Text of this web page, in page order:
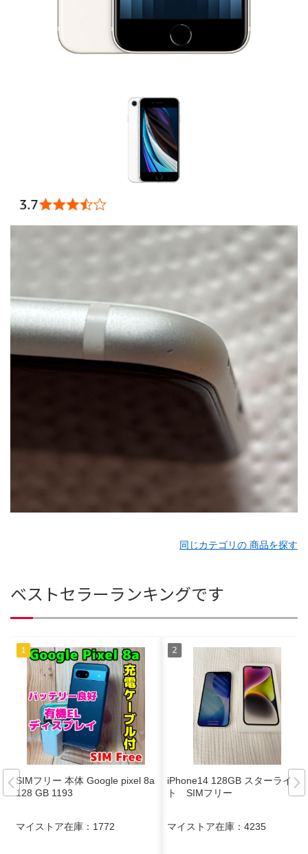
同じカテゴリの 商品を探す
ベストセラーランキングです
SIMフリー 本体 Google pixel 8a
128 GB 1193
マイストア在庫： 1772
iPhone14 128GB スターライ
ト SIMフリー
マイストア在庫： 4235